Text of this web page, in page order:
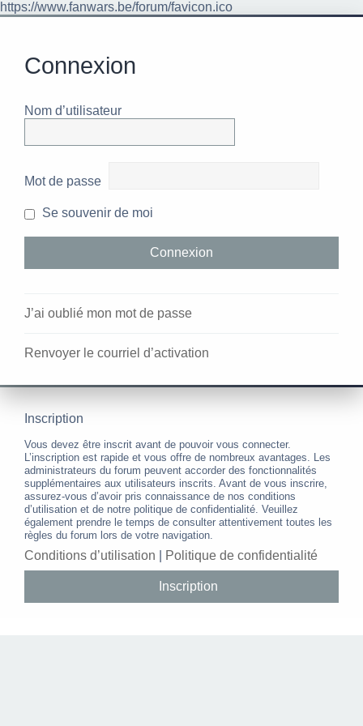
https://www.fanwars.be/forum/favicon.ico
Connexion
Nom d’utilisateur
Mot de passe
Se souvenir de moi
J’ai oublié mon mot de passe
Renvoyer le courriel d’activation
Inscription
Vous devez être inscrit avant de pouvoir vous connecter.
L’inscription est rapide et vous offre de nombreux avantages. Les
administrateurs du forum peuvent accorder des fonctionnalités
supplémentaires aux utilisateurs inscrits. Avant de vous inscrire,
assurez-vous d’avoir pris connaissance de nos conditions
d’utilisation et de notre politique de confidentialité. Veuillez
également prendre le temps de consulter attentivement toutes les
règles du forum lors de votre navigation.
Conditions d’utilisation Politique de confidentialité
Inscription